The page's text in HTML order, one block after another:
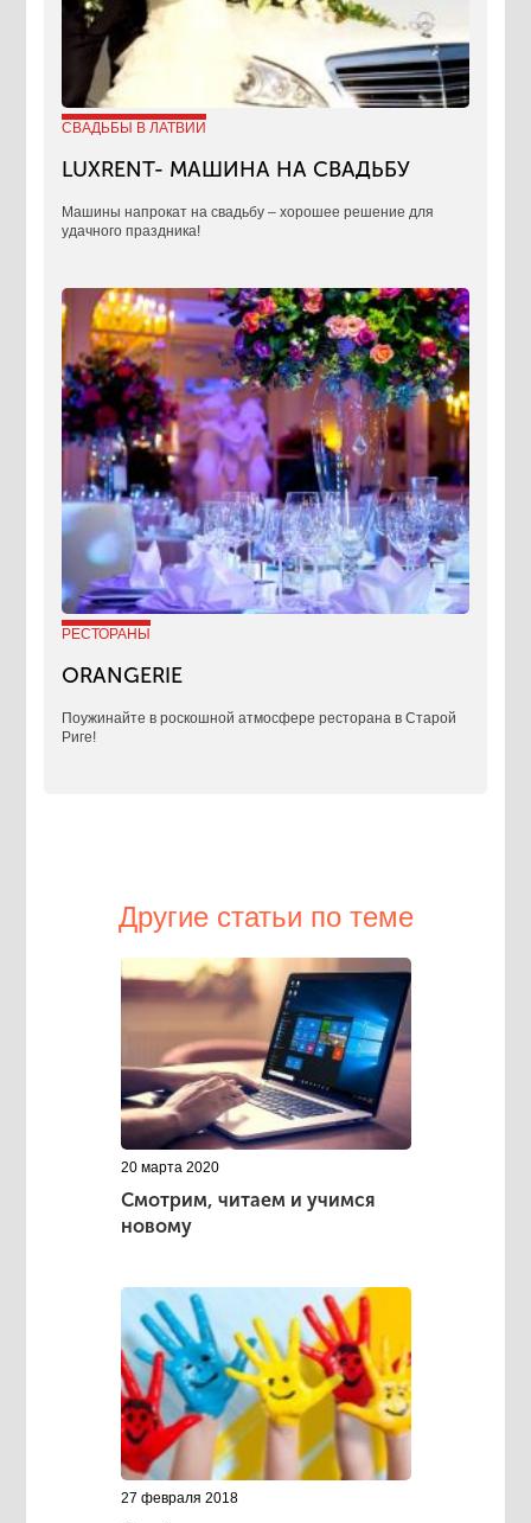
СВАДЬБЫ В ЛАТВИИ
LUXRENT- МАШИНА НА СВАДЬБУ
​Машины напрокат на свадьбу – хорошее решение для
удачного праздника!
РЕСТОРАНЫ
ORANGERIE
Поужинайте в роскошной атмосфере ресторана в Старой
Риге!
Другие статьи по теме
20 марта 2020
Смотрим, читаем и учимся
новому
27 февраля 2018